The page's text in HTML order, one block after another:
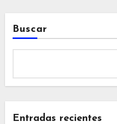
Buscar
Entradas recientes